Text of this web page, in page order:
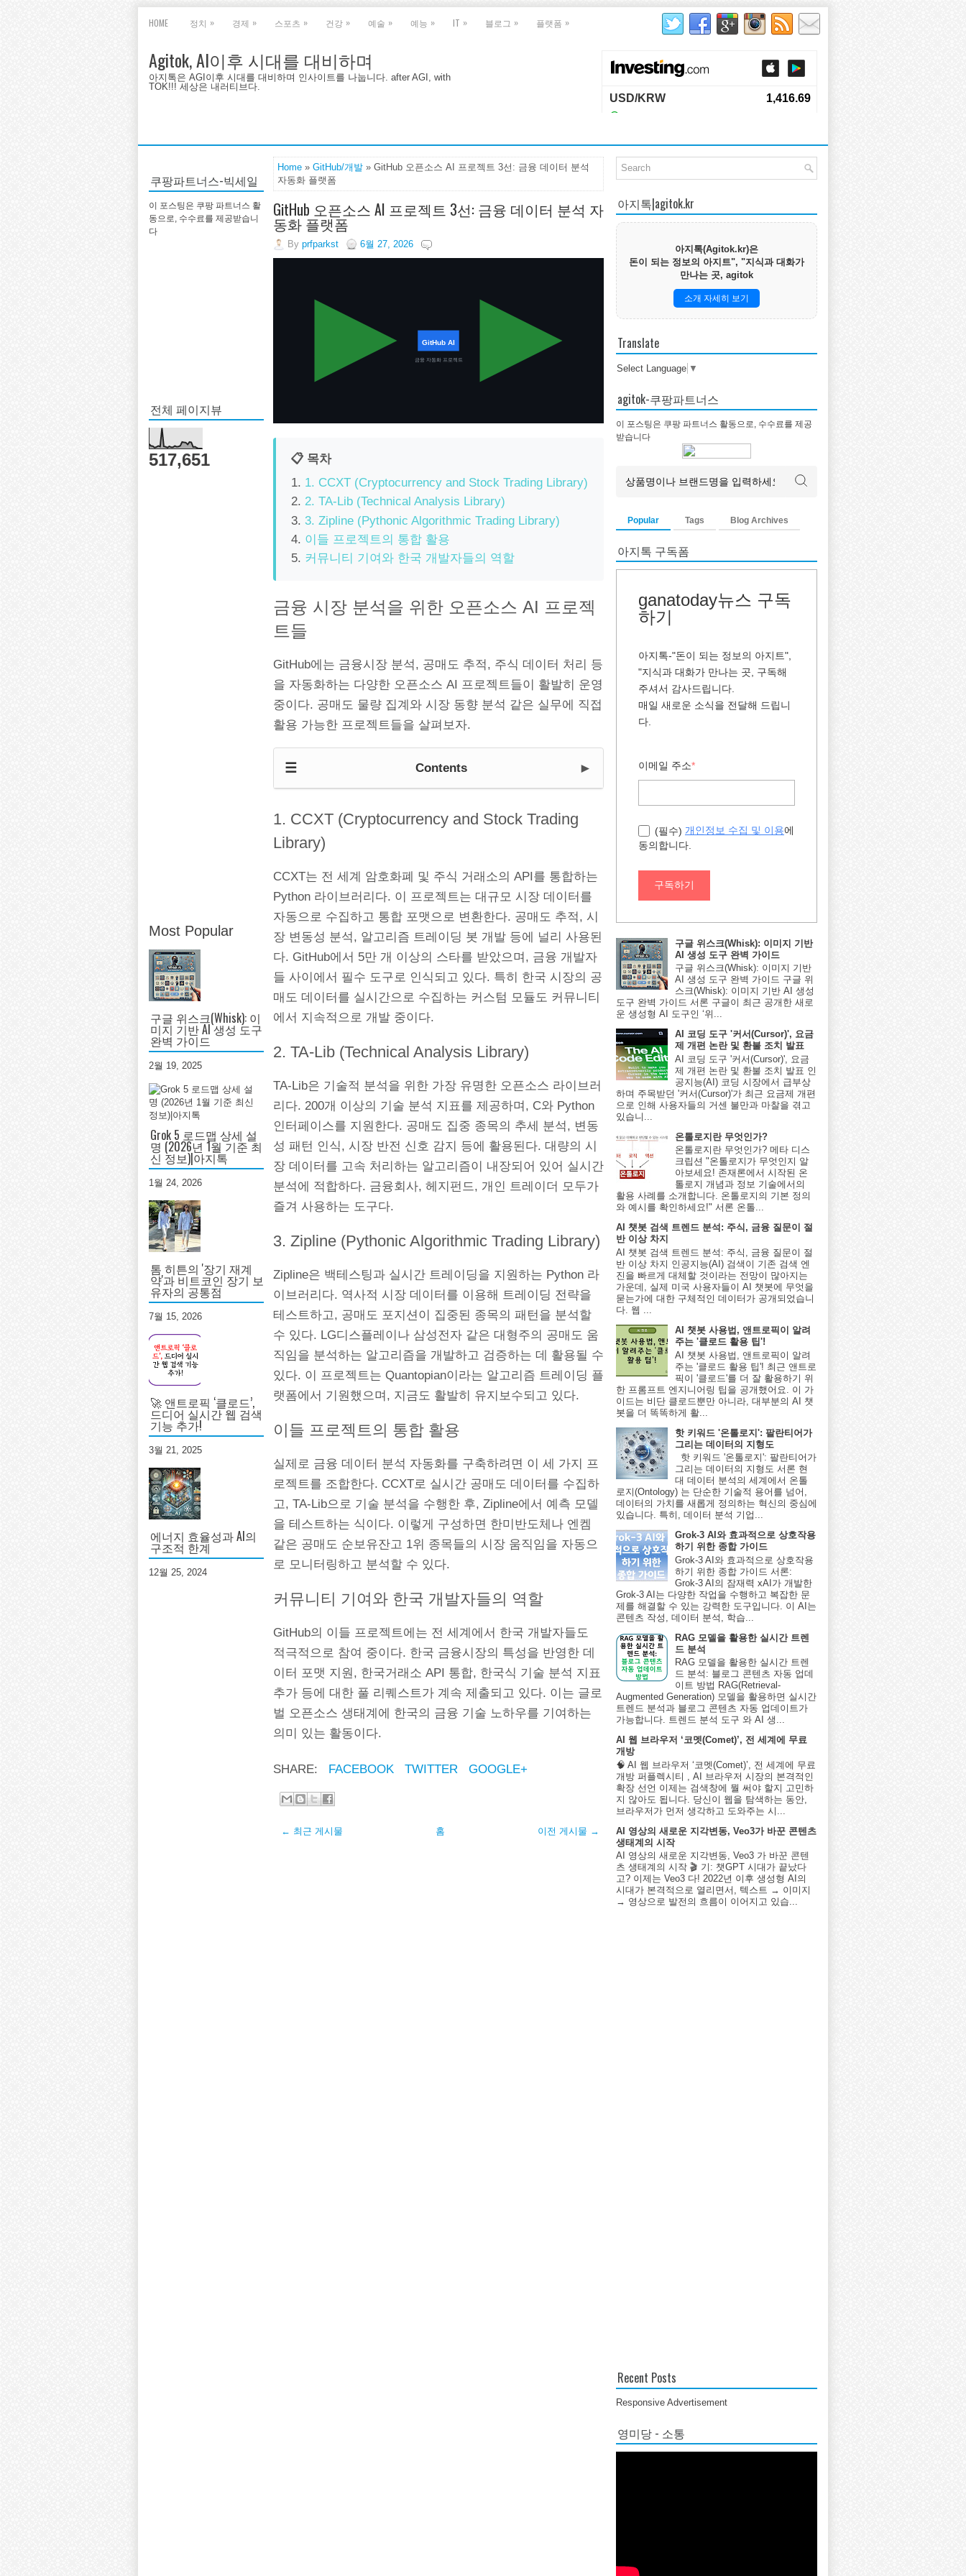
HOME 정치 » 경제 » 스포츠 » 건강 » 예술 » 예능 » IT » 블로그 » 플랫폼 »
Agitok, AI이후 시대를 대비하며
아지톡은 AGI이후 시대를 대비하며 인사이트를 나눕니다. after AGI, with
TOK!!! 세상은 내러티브다.
쿠팡파트너스-빅세일
이 포스팅은 쿠팡 파트너스 활
동으로, 수수료를 제공받습니
다
전체 페이지뷰
517,651
Most Popular
구글 위스크(Whisk): 이
미지 기반 AI 생성 도구
완벽 가이드
2월 19, 2025
Grok 5 로드맵 상세 설
명 (2026년 1월 기준 최
신 정보)|아지톡
1월 24, 2026
톰 히튼의 '장기 재계
약'과 비트코인 장기 보
유자의 공통점
7월 15, 2026
🚀 앤트로픽 ‘클로드’,
드디어 실시간 웹 검색
기능 추가!
3월 21, 2025
에너지 효율성과 AI의
구조적 한계
12월 25, 2024
Home » GitHub/개발 » GitHub 오픈소스 AI 프로젝트 3선: 금융 데이터 분석
자동화 플랫폼
GitHub 오픈소스 AI 프로젝트 3선: 금융 데이터 분석 자
동화 플랫폼
By prfparkst 6월 27, 2026
GitHub AI
금융 자동화 프로젝트
📋 목차
1. CCXT (Cryptocurrency and Stock Trading Library)
2. TA-Lib (Technical Analysis Library)
3. Zipline (Pythonic Algorithmic Trading Library)
이들 프로젝트의 통합 활용
커뮤니티 기여와 한국 개발자들의 역할
금융 시장 분석을 위한 오픈소스 AI 프로젝
트들
GitHub에는 금융시장 분석, 공매도 추적, 주식 데이터 처리 등
을 자동화하는 다양한 오픈소스 AI 프로젝트들이 활발히 운영
중이다. 공매도 물량 집계와 시장 동향 분석 같은 실무에 직접
활용 가능한 프로젝트들을 살펴보자.
☰ Contents ►
1. CCXT (Cryptocurrency and Stock Trading
Library)
CCXT는 전 세계 암호화폐 및 주식 거래소의 API를 통합하는
Python 라이브러리다. 이 프로젝트는 대규모 시장 데이터를
자동으로 수집하고 통합 포맷으로 변환한다. 공매도 추적, 시
장 변동성 분석, 알고리즘 트레이딩 봇 개발 등에 널리 사용된
다. GitHub에서 5만 개 이상의 스타를 받았으며, 금융 개발자
들 사이에서 필수 도구로 인식되고 있다. 특히 한국 시장의 공
매도 데이터를 실시간으로 수집하는 커스텀 모듈도 커뮤니티
에서 지속적으로 개발 중이다.
2. TA-Lib (Technical Analysis Library)
TA-Lib은 기술적 분석을 위한 가장 유명한 오픈소스 라이브러
리다. 200개 이상의 기술 분석 지표를 제공하며, C와 Python
인터페이스를 지원한다. 공매도 집중 종목의 추세 분석, 변동
성 패턴 인식, 시장 반전 신호 감지 등에 활용된다. 대량의 시
장 데이터를 고속 처리하는 알고리즘이 내장되어 있어 실시간
분석에 적합하다. 금융회사, 헤지펀드, 개인 트레이더 모두가
즐겨 사용하는 도구다.
3. Zipline (Pythonic Algorithmic Trading Library)
Zipline은 백테스팅과 실시간 트레이딩을 지원하는 Python 라
이브러리다. 역사적 시장 데이터를 이용해 트레이딩 전략을
테스트하고, 공매도 포지션이 집중된 종목의 패턴을 분석할
수 있다. LG디스플레이나 삼성전자 같은 대형주의 공매도 움
직임을 분석하는 알고리즘을 개발하고 검증하는 데 활용될 수
있다. 이 프로젝트는 Quantopian이라는 알고리즘 트레이딩 플
랫폼에서 기원했으며, 지금도 활발히 유지보수되고 있다.
이들 프로젝트의 통합 활용
실제로 금융 데이터 분석 자동화를 구축하려면 이 세 가지 프
로젝트를 조합한다. CCXT로 실시간 공매도 데이터를 수집하
고, TA-Lib으로 기술 분석을 수행한 후, Zipline에서 예측 모델
을 테스트하는 식이다. 이렇게 구성하면 한미반도체나 엔켐
같은 공매도 순보유잔고 1위 종목들의 시장 움직임을 자동으
로 모니터링하고 분석할 수 있다.
커뮤니티 기여와 한국 개발자들의 역할
GitHub의 이들 프로젝트에는 전 세계에서 한국 개발자들도
적극적으로 참여 중이다. 한국 금융시장의 특성을 반영한 데
이터 포맷 지원, 한국거래소 API 통합, 한국식 기술 분석 지표
추가 등에 대한 풀 리퀘스트가 계속 제출되고 있다. 이는 글로
벌 오픈소스 생태계에 한국의 금융 기술 노하우를 기여하는
의미 있는 활동이다.
SHARE: FACEBOOK TWITTER GOOGLE+
← 최근 게시물 이전 게시물 →
홈
아지톡|agitok.kr
아지톡(Agitok.kr)은
돈이 되는 정보의 아지트", "지식과 대화가
만나는 곳, agitok
소개 자세히 보기
Translate
Select Language ▼
agitok-쿠팡파트너스
이 포스팅은 쿠팡 파트너스 활동으로, 수수료를 제공
받습니다
Popular Tags Blog Archives
아지톡 구독폼
ganatoday뉴스 구독
하기
아지톡-"돈이 되는 정보의 아지트",
"지식과 대화가 만나는 곳, 구독해
주셔서 감사드립니다.
매일 새로운 소식을 전달해 드립니
다.
이메일 주소*
(필수) 개인정보 수집 및 이용에
동의합니다.
구독하기
구글 위스크(Whisk): 이미지 기반
AI 생성 도구 완벽 가이드
구글 위스크(Whisk): 이미지 기반
AI 생성 도구 완벽 가이드 구글 위
스크(Whisk): 이미지 기반 AI 생성
도구 완벽 가이드 서론 구글이 최근 공개한 새로
운 생성형 AI 도구인 ‘위...
AI 코딩 도구 '커서(Cursor)', 요금
제 개편 논란 및 환불 조치 발표
AI 코딩 도구 '커서(Cursor)', 요금
제 개편 논란 및 환불 조치 발표 인
공지능(AI) 코딩 시장에서 급부상
하며 주목받던 '커서(Cursor)'가 최근 요금제 개편
으로 인해 사용자들의 거센 불만과 마찰을 겪고
있습니...
온톨로지란 무엇인가?
온톨로지란 무엇인가? 메타 디스
크립션 "온톨로지가 무엇인지 알
아보세요! 존재론에서 시작된 온
톨로지 개념과 정보 기술에서의
활용 사례를 소개합니다. 온톨로지의 기본 정의
와 예시를 확인하세요!" 서론 온톨...
AI 챗봇 검색 트렌드 분석: 주식, 금융 질문이 절
반 이상 차지
AI 챗봇 검색 트렌드 분석: 주식, 금융 질문이 절
반 이상 차지 인공지능(AI) 검색이 기존 검색 엔
진을 빠르게 대체할 것이라는 전망이 많아지는
가운데, 실제 미국 사용자들이 AI 챗봇에 무엇을
묻는가에 대한 구체적인 데이터가 공개되었습니
다. 웹 ...
AI 챗봇 사용법, 앤트로픽이 알려
주는 '클로드 활용 팁'!
AI 챗봇 사용법, 앤트로픽이 알려
주는 '클로드 활용 팁'! 최근 앤트로
픽이 '클로드'를 더 잘 활용하기 위
한 프롬프트 엔지니어링 팁을 공개했어요. 이 가
이드는 비단 클로드뿐만 아니라, 대부분의 AI 챗
봇을 더 똑똑하게 활...
핫 키워드 '온톨로지': 팔란티어가
그리는 데이터의 지형도
핫 키워드 '온톨로지': 팔란티어가
그리는 데이터의 지형도 서론 현
대 데이터 분석의 세계에서 온톨
로지(Ontology) 는 단순한 기술적 용어를 넘어,
데이터의 가치를 새롭게 정의하는 혁신의 중심에
있습니다. 특히, 데이터 분석 기업...
Grok-3 AI와 효과적으로 상호작용
하기 위한 종합 가이드
Grok-3 AI와 효과적으로 상호작용
하기 위한 종합 가이드 서론:
Grok-3 AI의 잠재력 xAI가 개발한
Grok-3 AI는 다양한 작업을 수행하고 복잡한 문
제를 해결할 수 있는 강력한 도구입니다. 이 AI는
콘텐츠 작성, 데이터 분석, 학습...
RAG 모델을 활용한 실시간 트렌
드 분석
RAG 모델을 활용한 실시간 트렌
드 분석: 블로그 콘텐츠 자동 업데
이트 방법 RAG(Retrieval-
Augmented Generation) 모델을 활용하면 실시간
트렌드 분석과 블로그 콘텐츠 자동 업데이트가
가능합니다. 트렌드 분석 도구 와 AI 생...
AI 웹 브라우저 ‘코멧(Comet)’, 전 세계에 무료
개방
🧠 AI 웹 브라우저 ‘코멧(Comet)’, 전 세계에 무료
개방 퍼플렉시티 , AI 브라우저 시장의 본격적인
확장 선언 이제는 검색창에 뭘 써야 할지 고민하
지 않아도 됩니다. 당신이 웹을 탐색하는 동안,
브라우저가 먼저 생각하고 도와주는 시...
AI 영상의 새로운 지각변동, Veo3가 바꾼 콘텐츠
생태계의 시작
AI 영상의 새로운 지각변동, Veo3 가 바꾼 콘텐
츠 생태계의 시작 🎬 기: 챗GPT 시대가 끝났다
고? 이제는 Veo3 다! 2022년 이후 생성형 AI의
시대가 본격적으로 열리면서, 텍스트 → 이미지
→ 영상으로 발전의 흐름이 이어지고 있습...
Recent Posts
Responsive Advertisement
영미당 - 소통